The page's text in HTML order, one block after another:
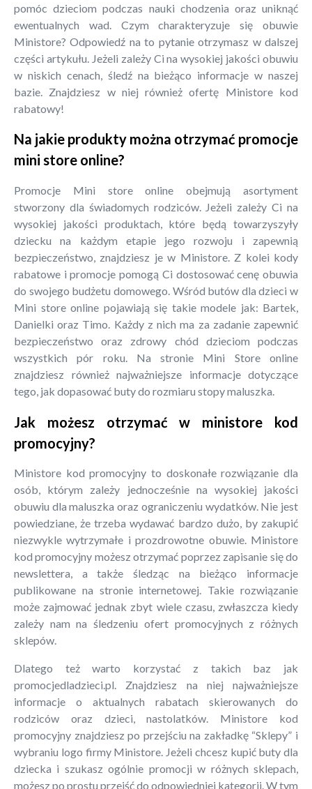
pomóc dzieciom podczas nauki chodzenia oraz uniknąć
ewentualnych wad. Czym charakteryzuje się obuwie
Ministore? Odpowiedź na to pytanie otrzymasz w dalszej
części artykułu. Jeżeli zależy Ci na wysokiej jakości obuwiu
w niskich cenach, śledź na bieżąco informacje w naszej
bazie. Znajdziesz w niej również ofertę Ministore kod
rabatowy!
Na jakie produkty można otrzymać promocje
mini store online?
Promocje Mini store online obejmują asortyment
stworzony dla świadomych rodziców. Jeżeli zależy Ci na
wysokiej jakości produktach, które będą towarzyszyły
dziecku na każdym etapie jego rozwoju i zapewnią
bezpieczeństwo, znajdziesz je w Ministore. Z kolei kody
rabatowe i promocje pomogą Ci dostosować cenę obuwia
do swojego budżetu domowego. Wśród butów dla dzieci w
Mini store online pojawiają się takie modele jak: Bartek,
Danielki oraz Timo. Każdy z nich ma za zadanie zapewnić
bezpieczeństwo oraz zdrowy chód dzieciom podczas
wszystkich pór roku. Na stronie Mini Store online
znajdziesz również najważniejsze informacje dotyczące
tego, jak dopasować buty do rozmiaru stopy maluszka.
Jak możesz otrzymać w ministore kod
promocyjny?
Ministore kod promocyjny to doskonałe rozwiązanie dla
osób, którym zależy jednocześnie na wysokiej jakości
obuwiu dla maluszka oraz ograniczeniu wydatków. Nie jest
powiedziane, że trzeba wydawać bardzo dużo, by zakupić
niezwykle wytrzymałe i prozdrowotne obuwie. Ministore
kod promocyjny możesz otrzymać poprzez zapisanie się do
newslettera, a także śledząc na bieżąco informacje
publikowane na stronie internetowej. Takie rozwiązanie
może zajmować jednak zbyt wiele czasu, zwłaszcza kiedy
zależy nam na śledzeniu ofert promocyjnych z różnych
sklepów.
Dlatego też warto korzystać z takich baz jak
promocjedladzieci.pl. Znajdziesz na niej najważniejsze
informacje o aktualnych rabatach skierowanych do
rodziców oraz dzieci, nastolatków. Ministore kod
promocyjny znajdziesz po przejściu na zakładkę “Sklepy” i
wybraniu logo firmy Ministore. Jeżeli chcesz kupić buty dla
dziecka i szukasz ogólnie promocji w różnych sklepach,
możesz po prostu przejść do odpowiedniej kategorii. W tym